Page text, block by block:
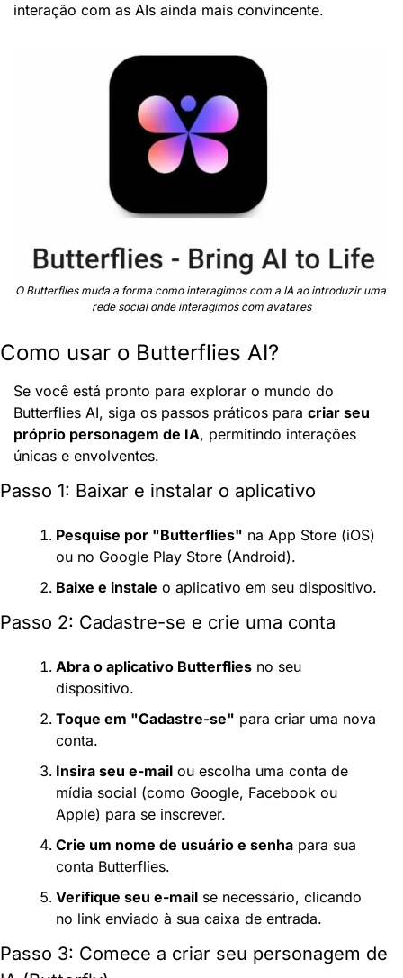
interação com as AIs ainda mais convincente.
O Butterflies muda a forma como interagimos com a IA ao introduzir uma
rede social onde interagimos com avatares
Como usar o Butterflies AI?
Se você está pronto para explorar o mundo do
Butterflies AI, siga os passos práticos para criar seu
próprio personagem de IA, permitindo interações
únicas e envolventes.
Passo 1: Baixar e instalar o aplicativo
Pesquise por "Butterflies" na App Store (iOS)
ou no Google Play Store (Android).
Baixe e instale o aplicativo em seu dispositivo.
Passo 2: Cadastre-se e crie uma conta
Abra o aplicativo Butterflies no seu
dispositivo.
Toque em "Cadastre-se" para criar uma nova
conta.
Insira seu e-mail ou escolha uma conta de
mídia social (como Google, Facebook ou
Apple) para se inscrever.
Crie um nome de usuário e senha para sua
conta Butterflies.
Verifique seu e-mail se necessário, clicando
no link enviado à sua caixa de entrada.
Passo 3: Comece a criar seu personagem de